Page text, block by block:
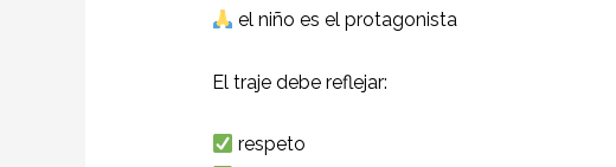
el niño es el protagonista
El traje debe reflejar:
respeto